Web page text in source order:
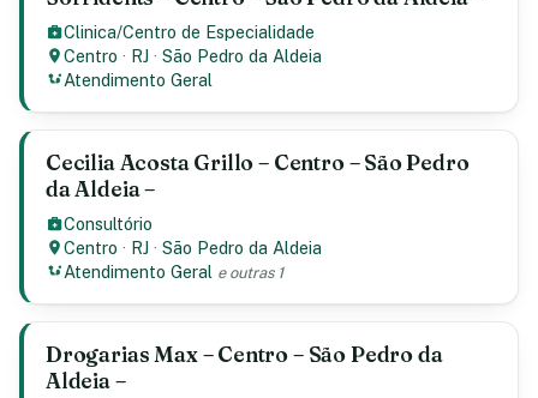
Clinica/Centro de Especialidade
Centro · RJ ·São Pedro da Aldeia
Atendimento Geral
Cecilia Acosta Grillo – Centro – São Pedro
da Aldeia –
Consultório
Centro · RJ ·São Pedro da Aldeia
Atendimento Geral e outras 1
Drogarias Max – Centro – São Pedro da
Aldeia –